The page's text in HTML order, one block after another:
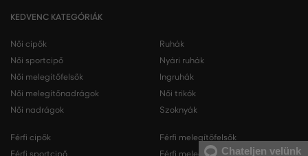
KEDVENC KATEGÓRIÁK
Női cipők
Női sportcipő
Női melegítőfelsők
Női melegítőnadrágok
Női nadrágok
Ruhák
Nyári ruhák
Ingruhák
Női trikók
Szoknyák
Férfi cipők
Férfi melegítőfelsők
Chateljen velünk